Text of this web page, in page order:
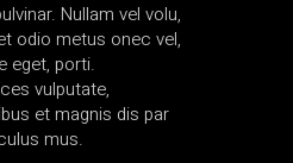
Nullam vel volu,
odio metus onec vel,
eget, porti.
vulputate,
et magnis dis par
mus.